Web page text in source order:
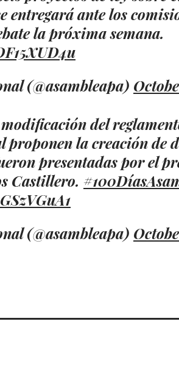
entregará ante los
la próxima semana.
(@asambleapa)
del
proponen la creación de
presentadas por el
Castillero.
(@asambleapa)